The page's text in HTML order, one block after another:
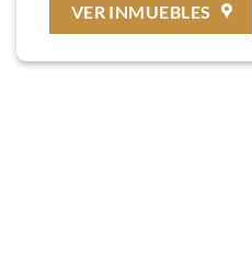
VER INMUEBLES